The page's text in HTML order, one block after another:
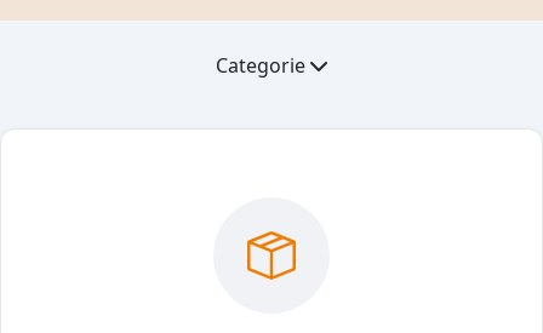
Categorie